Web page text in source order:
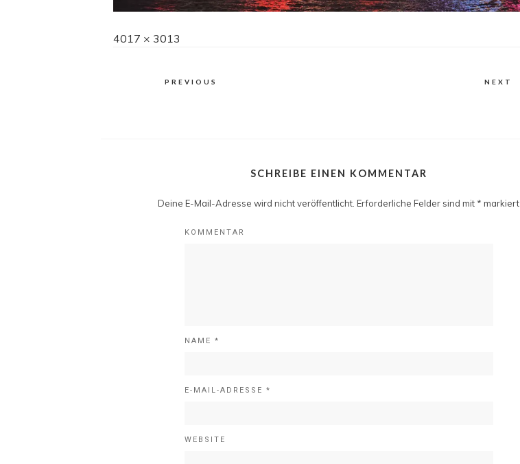
Full
4017 × 3013
PREVIOUS NEXT
SCHREIBE EINEN KOMMENTAR
Deine E-Mail-Adresse wird nicht veröffentlicht. Erforderliche Felder sind mit * markiert
KOMMENTAR
NAME *
E-MAIL-ADRESSE *
WEBSITE